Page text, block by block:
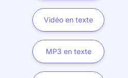
Vidéo en texte
MP3 en texte